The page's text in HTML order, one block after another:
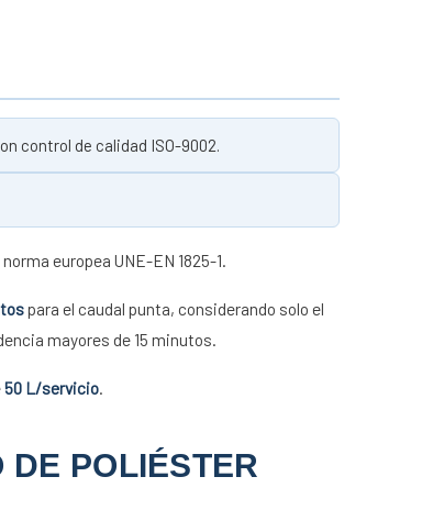
control de calidad ISO-9002.
europea UNE-EN 1825-1.
para el caudal punta, considerando solo el
mayores de 15 minutos.
50 L/servicio
DE POLIÉSTER